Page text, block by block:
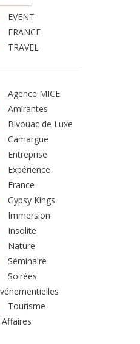
EVENT
FRANCE
TRAVEL
Agence MICE
Amirantes
Bivouac de Luxe
Camargue
Entreprise
Expérience
France
Gypsy Kings
Immersion
Insolite
Nature
Séminaire
Soirées
Tourisme